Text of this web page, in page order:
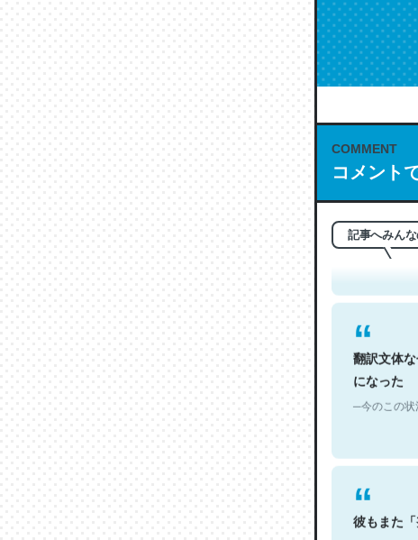
COMMENT
コメント
記事へみん
これは名
もお勧め
─今のこの状
翻訳文体
になった
─今のこの状
彼もまた
─今のこの状